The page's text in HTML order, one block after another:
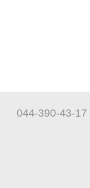
044-390-43-17